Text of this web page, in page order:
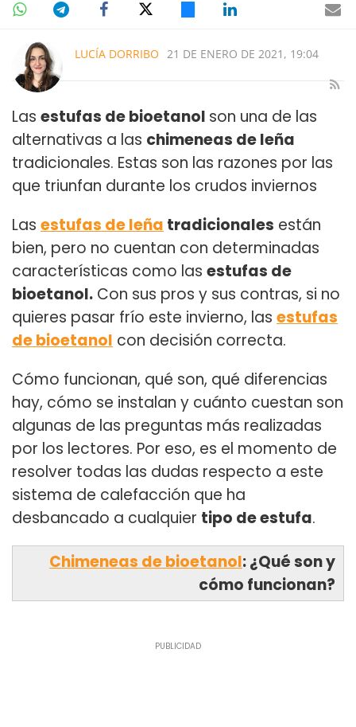
LUCÍA DORRIBO 21 DE ENERO DE 2021, 19:04
Las estufas de bioetanol son una de las
alternativas a las chimeneas de leña
tradicionales. Estas son las razones por las
que triunfan durante los crudos inviernos
Las estufas de leña tradicionales están
bien, pero no cuentan con determinadas
características como las estufas de
bioetanol. Con sus pros y sus contras, si no
quieres pasar frío este invierno, las estufas
de bioetanol con decisión correcta.
Cómo funcionan, qué son, qué diferencias
hay, cómo se instalan y cuánto cuestan son
algunas de las preguntas más realizadas
por los lectores. Por eso, es el momento de
resolver todas las dudas respecto a este
sistema de calefacción que ha
desbancado a cualquier tipo de estufa.
Chimeneas de bioetanol: ¿Qué son y
cómo funcionan?